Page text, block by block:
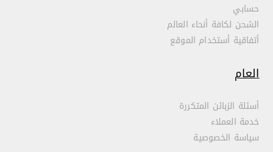
حسابي
الشحن لكافة أنحاء العالم
أتفاقية أستخدام الموقع
العام
أسئلة الزبائن المتكررة
خدمة العملاء
سياسة الخصوصية